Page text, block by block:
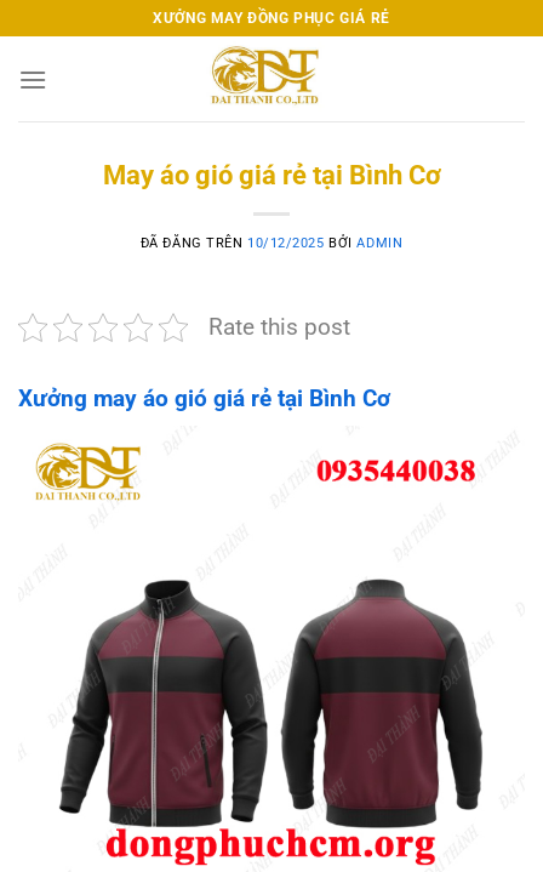
đến
nội
XƯỞNG MAY ĐỒNG PHỤC GIÁ RẺ
May áo gió giá rẻ tại Bình Cơ
ĐÃ ĐĂNG TRÊN 10/12/2025 BỞIADMIN
Rate this post
Xưởng may áo gió giá rẻ tại Bình Cơ